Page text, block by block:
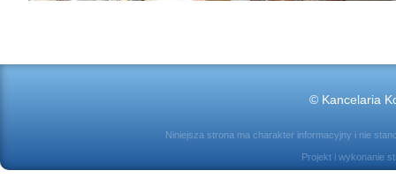
© Kancelaria
Niniejsza strona ma charakter informacyjny i nie
Projekt i wykonanie